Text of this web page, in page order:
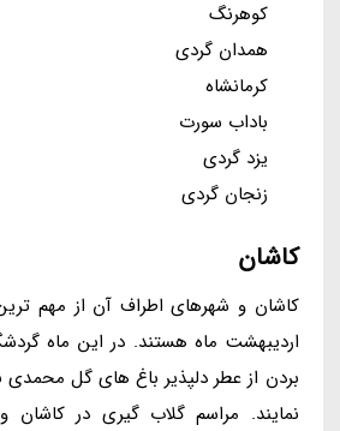
کوهرنگ
همدان گردی
کرمانشاه
باداب سورت
یزد گردی
زنجان گردی
کاشان
کاشان و شهرهای اطراف آن از مهم
اردیبهشت ماه هستند. در این ماه
بردن از عطر دلپذیر باغ های گل
نمایند. مراسم گلاب گیری در کاشان